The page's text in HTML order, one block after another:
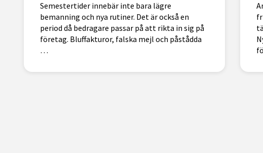
Semestertider innebär inte bara lägre
bemanning och nya rutiner. Det är också en
period då bedragare passar på att rikta in sig på
företag. Bluffakturor, falska mejl och påstådda
…